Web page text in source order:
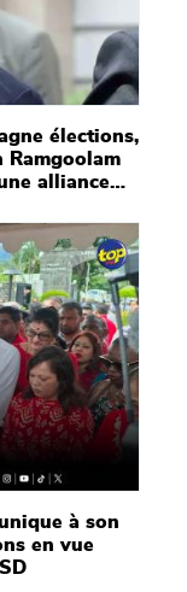
élections,
Ramgoolam
alliance
à son
en vue